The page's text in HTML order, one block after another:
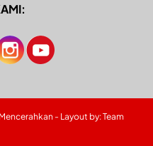
- Layout by: Team